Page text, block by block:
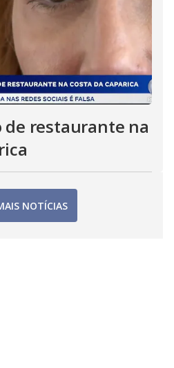
de restaurante na
NOTÍCIAS